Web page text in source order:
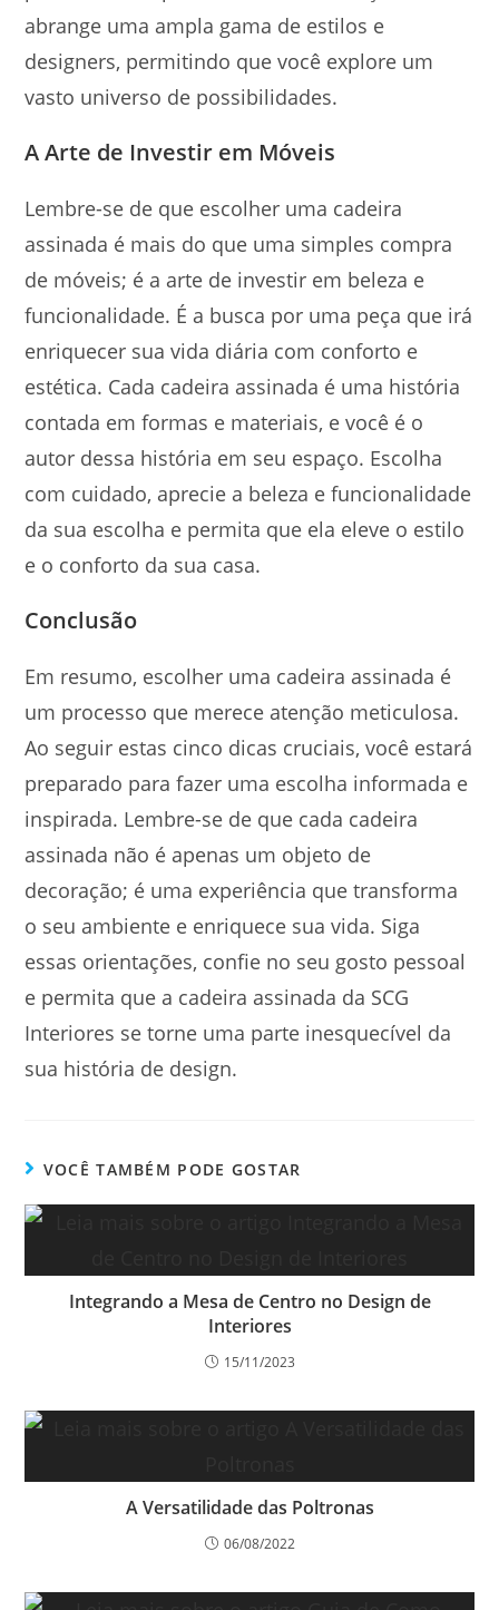
abrange uma ampla gama de estilos e
designers, permitindo que você explore um
vasto universo de possibilidades.
A Arte de Investir em Móveis
Lembre-se de que escolher uma cadeira
assinada é mais do que uma simples compra
de móveis; é a arte de investir em beleza e
funcionalidade. É a busca por uma peça que irá
enriquecer sua vida diária com conforto e
estética. Cada cadeira assinada é uma história
contada em formas e materiais, e você é o
autor dessa história em seu espaço. Escolha
com cuidado, aprecie a beleza e funcionalidade
da sua escolha e permita que ela eleve o estilo
e o conforto da sua casa.
Conclusão
Em resumo, escolher uma cadeira assinada é
um processo que merece atenção meticulosa.
Ao seguir estas cinco dicas cruciais, você estará
preparado para fazer uma escolha informada e
inspirada. Lembre-se de que cada cadeira
assinada não é apenas um objeto de
decoração; é uma experiência que transforma
o seu ambiente e enriquece sua vida. Siga
essas orientações, confie no seu gosto pessoal
e permita que a cadeira assinada da SCG
Interiores se torne uma parte inesquecível da
sua história de design.
VOCÊ TAMBÉM PODE GOSTAR
Integrando a Mesa de Centro no Design de
Interiores
15/11/2023
A Versatilidade das Poltronas
06/08/2022